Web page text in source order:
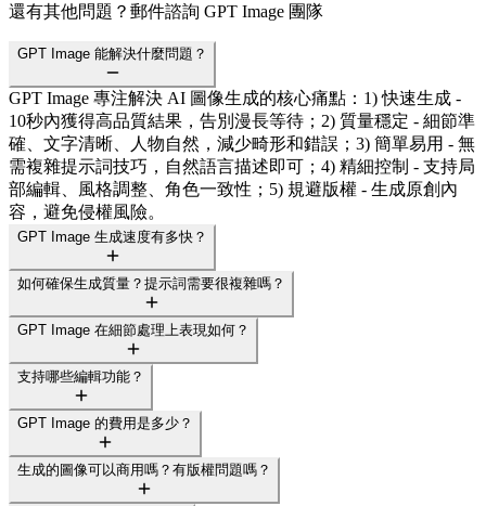
還有其他問題？郵件諮詢 GPT Image 團隊
GPT Image 能解決什麼問題？
GPT Image 專注解決 AI 圖像生成的核心痛點：1) 快速生成 -
10秒內獲得高品質結果，告別漫長等待；2) 質量穩定 - 細節準
確、文字清晰、人物自然，減少畸形和錯誤；3) 簡單易用 - 無
需複雜提示詞技巧，自然語言描述即可；4) 精細控制 - 支持局
部編輯、風格調整、角色一致性；5) 規避版權 - 生成原創內
容，避免侵權風險。
GPT Image 生成速度有多快？
如何確保生成質量？提示詞需要很複雜嗎？
GPT Image 在細節處理上表現如何？
支持哪些編輯功能？
GPT Image 的費用是多少？
生成的圖像可以商用嗎？有版權問題嗎？